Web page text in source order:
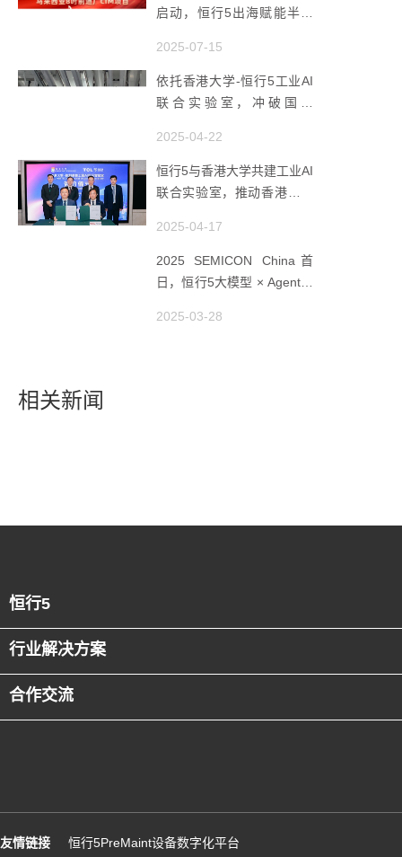
启动，恒行5出海赋能半导
2025-07-15
依托香港大学-恒行5工业AI
联合实验室，冲破国产
2025-04-22
恒行5与香港大学共建工业AI
联合实验室，推动香港成为
2025-04-17
2025 SEMICON China首
日，恒行5大模型 × Agent研
潮
2025-03-28
相关新闻
恒行5
行业解决方案
合作交流
友情链接 恒行5PreMaint设备数字化平台